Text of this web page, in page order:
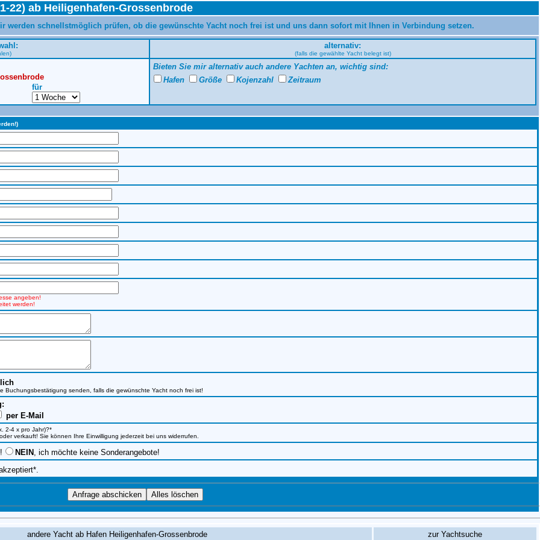
22) ab Heiligenhafen-Grossenbrode
werden schnellstmöglich prüfen, ob die gewünschte Yacht noch frei ist und uns dann sofort mit Ihnen in Verbindung setzen.
alternativ:
(falls die gewählte Yacht belegt ist)
für
Bieten Sie mir alternativ auch andere Yachten an, wichtig sind:
Hafen
Größe Kojenzahl Zeitraum
angeben!
werden!
Buchungsbestätigung senden, falls die gewünschte Yacht noch frei ist!
per E-Mail
2-4 x pro Jahr)?*
verkauft! Sie können Ihre Einwilligung jederzeit bei uns widerrufen.
NEIN , ich möchte keine Sonderangebote!
andere Yacht ab Hafen Heiligenhafen-Grossenbrode zur Yachtsuche